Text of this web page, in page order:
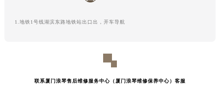
1.地铁1号线湖滨东路地铁站出口出，开车导航
联系厦门浪琴售后维修服务中心（厦门浪琴维修保养中心）客服